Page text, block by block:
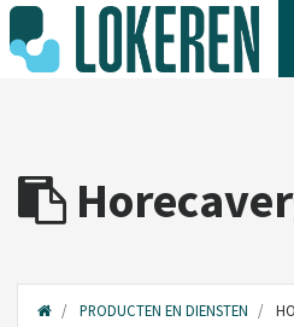
PRODUCTEN EN DIENSTEN